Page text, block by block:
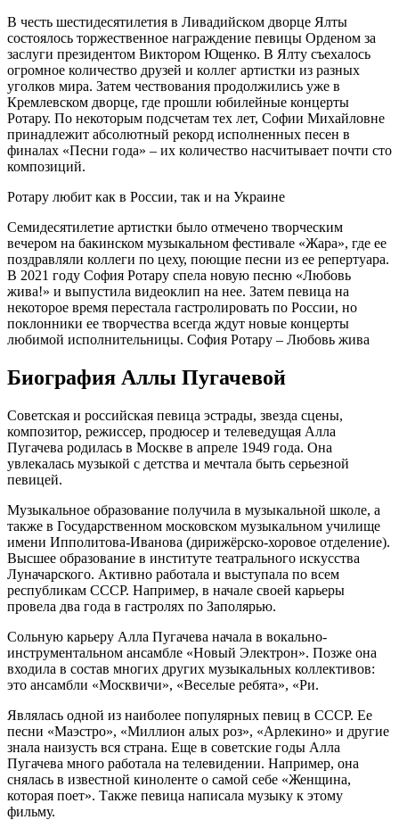
В честь шестидесятилетия в Ливадийском дворце Ялты
состоялось торжественное награждение певицы Орденом за
заслуги президентом Виктором Ющенко. В Ялту съехалось
огромное количество друзей и коллег артистки из разных
уголков мира. Затем чествования продолжились уже в
Кремлевском дворце, где прошли юбилейные концерты
Ротару. По некоторым подсчетам тех лет, Софии Михайловне
принадлежит абсолютный рекорд исполненных песен в
финалах «Песни года» – их количество насчитывает почти сто
композиций.
Ротару любит как в России, так и на Украине
Семидесятилетие артистки было отмечено творческим
вечером на бакинском музыкальном фестивале «Жара», где ее
поздравляли коллеги по цеху, поющие песни из ее репертуара.
В 2021 году София Ротару спела новую песню «Любовь
жива!» и выпустила видеоклип на нее. Затем певица на
некоторое время перестала гастролировать по России, но
поклонники ее творчества всегда ждут новые концерты
любимой исполнительницы. София Ротару – Любовь жива
Биография Аллы Пугачевой
Советская и российская певица эстрады, звезда сцены,
композитор, режиссер, продюсер и телеведущая Алла
Пугачева родилась в Москве в апреле 1949 года. Она
увлекалась музыкой с детства и мечтала быть серьезной
певицей.
Музыкальное образование получила в музыкальной школе, а
также в Государственном московском музыкальном училище
имени Ипполитова-Иванова (дирижёрско-хоровое отделение).
Высшее образование в институте театрального искусства
Луначарского. Активно работала и выступала по всем
республикам СССР. Например, в начале своей карьеры
провела два года в гастролях по Заполярью.
Сольную карьеру Алла Пугачева начала в вокально-
инструментальном ансамбле «Новый Электрон». Позже она
входила в состав многих других музыкальных коллективов:
это ансамбли «Москвичи», «Веселые ребята», «Ри.
Являлась одной из наиболее популярных певиц в СССР. Ее
песни «Маэстро», «Миллион алых роз», «Арлекино» и другие
знала наизусть вся страна. Еще в советские годы Алла
Пугачева много работала на телевидении. Например, она
снялась в известной киноленте о самой себе «Женщина,
которая поет». Также певица написала музыку к этому
фильму.